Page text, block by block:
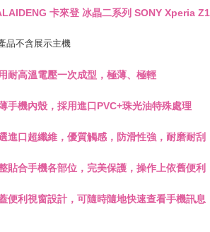
卡來登 冰晶二系列 SONY Xperia
品不含展示主機
耐高溫電壓一次成型，極薄、極輕
手機內殼，採用進口PVC+珠光油特殊處理
進口超纖維，優質觸感，防滑性強，耐磨耐刮
貼合手機各部位，完美保護，操作上依舊便利
便利視窗設計，可隨時隨地快速查看手機訊息